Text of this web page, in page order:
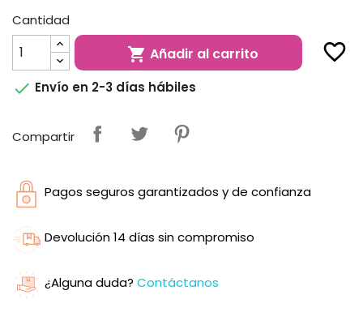
Cantidad
 Añadir al carrito favorite_border
 Envío en 2-3 días hábiles
Compartir
Pagos seguros garantizados y de confianza
Devolución 14 días sin compromiso
¿Alguna duda? Contáctanos